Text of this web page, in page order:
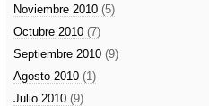
Noviembre 2010 (5)
Octubre 2010 (7)
Septiembre 2010 (9)
Agosto 2010 (1)
Julio 2010 (9)